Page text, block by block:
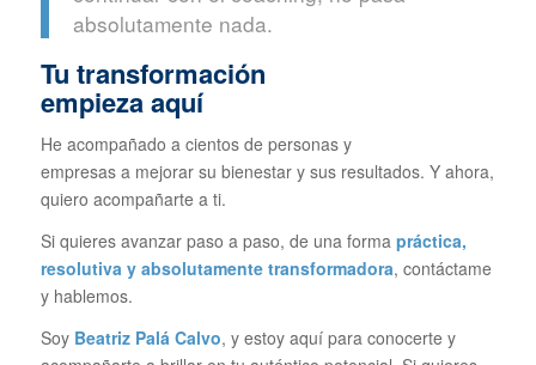
absolutamente nada.
Tu transformación
empieza aquí
He acompañado a cientos de personas y
empresas a mejorar su bienestar y sus resultados. Y ahora,
quiero acompañarte a ti.
Si quieres avanzar paso a paso, de una forma práctica,
resolutiva y absolutamente transformadora, contáctame
y hablemos.
Soy Beatriz Palá Calvo, y estoy aquí para conocerte y